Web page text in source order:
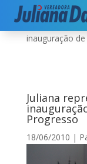
Início|
inauguração
Juliana
Progresso
18/06/2010 |